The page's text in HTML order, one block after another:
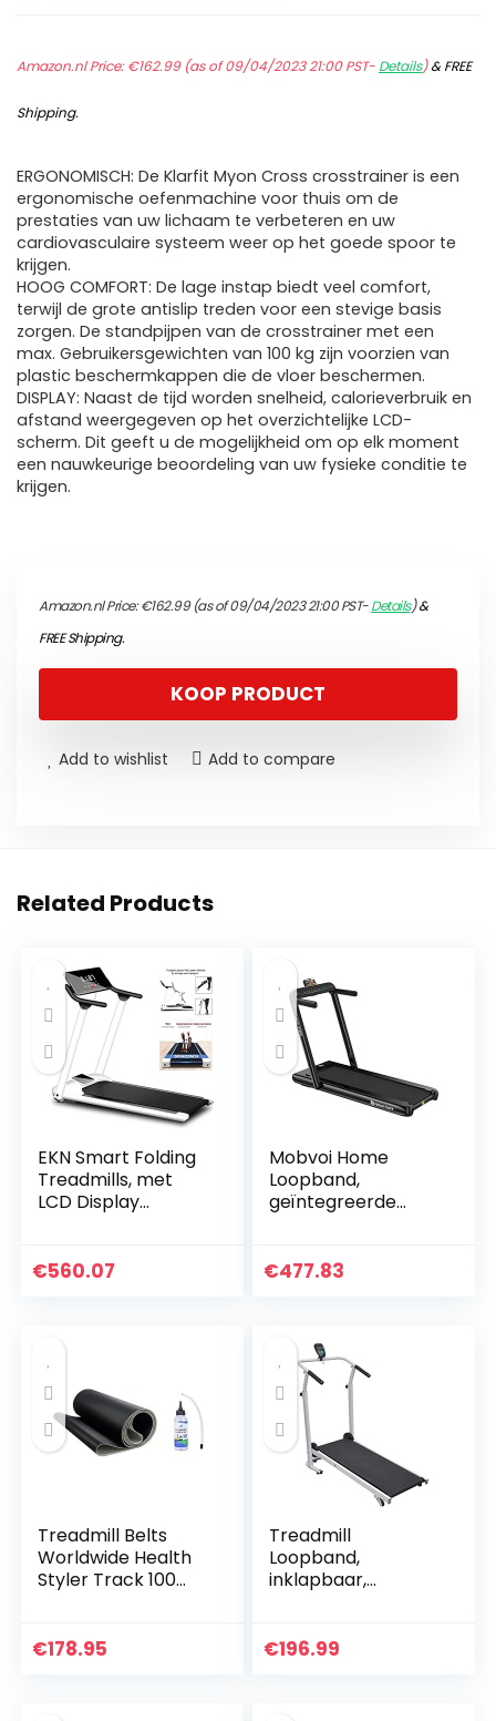
Amazon.nl Price:€162.99(as of 09/04/2023 21:00 PST- Details)&FREE
Shipping.
ERGONOMISCH: De Klarfit Myon Cross crosstrainer is een
ergonomische oefenmachine voor thuis om de
prestaties van uw lichaam te verbeteren en uw
cardiovasculaire systeem weer op het goede spoor te
krijgen.
HOOG COMFORT: De lage instap biedt veel comfort,
terwijl de grote antislip treden voor een stevige basis
zorgen. De standpijpen van de crosstrainer met een
max. Gebruikersgewichten van 100 kg zijn voorzien van
plastic beschermkappen die de vloer beschermen.
DISPLAY: Naast de tijd worden snelheid, calorieverbruik en
afstand weergegeven op het overzichtelijke LCD-
scherm. Dit geeft u de mogelijkheid om op elk moment
een nauwkeurige beoordeling van uw fysieke conditie te
krijgen.
Amazon.nl Price:€162.99(as of 09/04/2023 21:00 PST-Details)&
FREE Shipping.
KOOP PRODUCT
Add to wishlist Add to compare
Related Products
EKN Smart Folding
Treadmills, met
LCD Display
met
€560.07
Mobvoi Home
Loopband,
geïntegreerde
afstandsbediening,
€477.83
Treadmill Belts
Worldwide Health
Styler Track 100
olie
€178.95
Treadmill
Loopband,
inklapbaar,
sport, trapmolen,
€196.99